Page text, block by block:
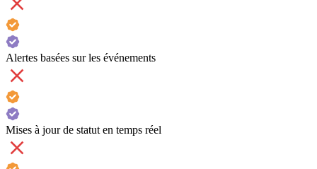
Alertes basées sur les événements
Mises à jour de statut en temps réel